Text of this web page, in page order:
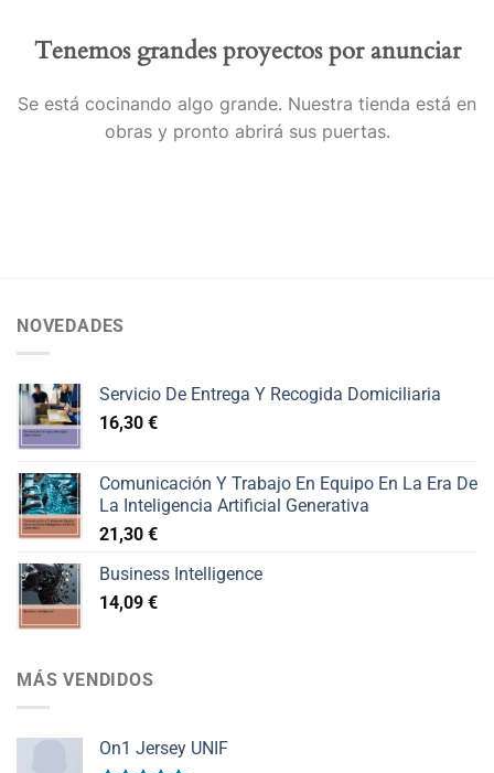
Tenemos grandes proyectos por anunciar
Se está cocinando algo grande. Nuestra tienda está en
obras y pronto abrirá sus puertas.
NOVEDADES
Servicio De Entrega Y Recogida Domiciliaria
16,30 €
Comunicación Y Trabajo En Equipo En La Era De
La Inteligencia Artificial Generativa
21,30 €
Business Intelligence
14,09 €
MÁS VENDIDOS
On1 Jersey UNIF